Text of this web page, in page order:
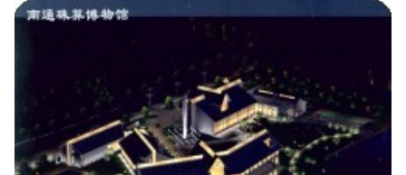
會、美國總會、印度總會、香港總會等會員單位組團參加，共計236